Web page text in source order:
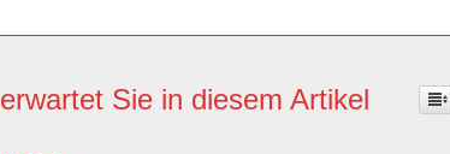
Sie in diesem Artikel